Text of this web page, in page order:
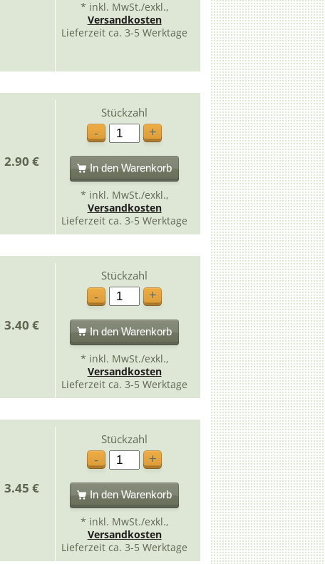
* inkl. MwSt./exkl.,
Versandkosten
Lieferzeit ca. 3-5 Werktage
2.90 €
Stückzahl
-
+
In den Warenkorb
* inkl. MwSt./exkl.,
Versandkosten
Lieferzeit ca. 3-5 Werktage
3.40 €
Stückzahl
-
+
In den Warenkorb
* inkl. MwSt./exkl.,
Versandkosten
Lieferzeit ca. 3-5 Werktage
3.45 €
Stückzahl
-
+
In den Warenkorb
* inkl. MwSt./exkl.,
Versandkosten
Lieferzeit ca. 3-5 Werktage